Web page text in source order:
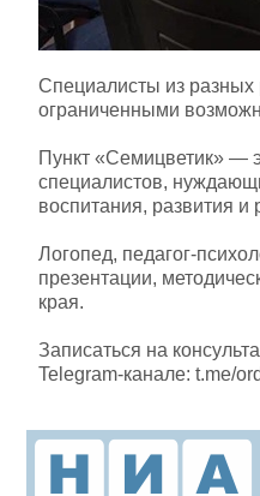
Специалисты из разных
ограниченными
Пункт «Семицветик» —
специалистов,
воспитания, развития
Логопед, педагог-
презентации,
края.
Записаться на
Telegram-канале: t.me/